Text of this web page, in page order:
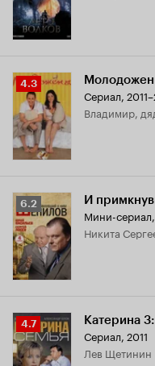
Рейтинг
Кинопоиска
4.3
4.3
Сериал,
Владимир,
Рейтинг
Кинопоиска
6.2
6.2 И
Мини-сериал,
Никита
Рейтинг
Кинопоиска
4.7
4.7 Катерина
Сериал, 2011
Лев Щетинин